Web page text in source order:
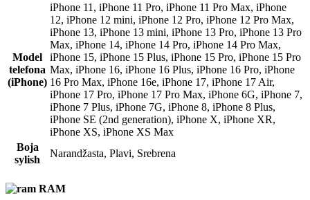
Model
telefona
(iPhone)
iPhone 11 , iPhone 11 Pro, iPhone 11 Pro Max, iPhone
12, iPhone 12 mini, iPhone 12 Pro, iPhone 12 Pro Max,
iPhone 13, iPhone 13 mini, iPhone 13 Pro, iPhone 13 Pro
Max, iPhone 14, iPhone 14 Pro, iPhone 14 Pro Max,
iPhone 15, iPhone 15 Plus, iPhone 15 Pro, iPhone 15 Pro
Max, iPhone 16, iPhone 16 Plus, iPhone 16 Pro, iPhone
16 Pro Max, iPhone 16e, iPhone 17, iPhone 17 Air,
iPhone 17 Pro, iPhone 17 Pro Max, iPhone 6G, iPhone 7,
iPhone 7 Plus, iPhone 7G, iPhone 8, iPhone 8 Plus,
iPhone SE (2nd generation), iPhone X, iPhone XR,
iPhone XS, iPhone XS Max
Boja
sylish
Narandžasta, Plavi, Srebrena
RAM